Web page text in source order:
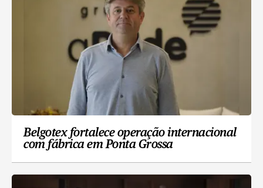
Belgotex fortalece operação internacional
com fábrica em Ponta Grossa